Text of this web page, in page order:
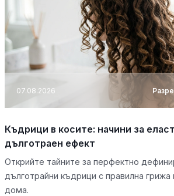
07.08.2026
Къдрици в косите: начини за
дълготраен ефект
Открийте тайните за перфектно
дълготрайни къдрици с правилна грижа
дома.